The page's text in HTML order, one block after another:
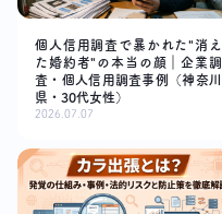
個人信用調査で暴かれた"消え
た婚約者"の本当の顔｜企業調
査・個人信用調査事例（神奈川
県・30代女性）
2026.07.07